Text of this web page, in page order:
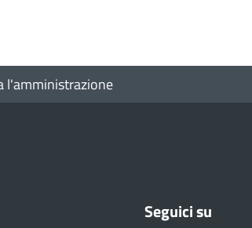
l'amministrazione
Seguici su